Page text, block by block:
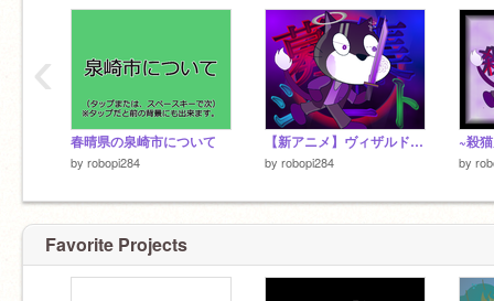
なぜこれを作成した？
マイクラシード→未定
どういうのがいいん？
ゲーム実況→10％
春晴県の泉崎市について
by robopi284
【新アニメ】ヴィザルド-募集シート- remix
by robopi284 by
‹
Favorite Projects